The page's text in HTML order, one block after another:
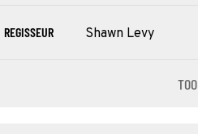
REGISSEUR Shawn Levy